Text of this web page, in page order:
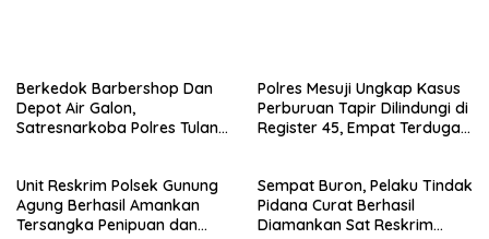
Berkedok Barbershop Dan
Depot Air Galon,
Satresnarkoba Polres Tulang
Kenanga.
‎Polres Mesuji Ungkap Kasus
Perburuan Tapir Dilindungi di
Register 45, Empat Terduga
Unit Reskrim Polsek Gunung
Agung Berhasil Amankan
Tersangka Penipuan dan
Sempat Buron, Pelaku Tindak
Pidana Curat Berhasil
Diamankan Sat Reskrim